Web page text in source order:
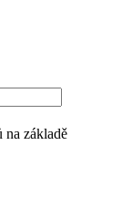
na základě